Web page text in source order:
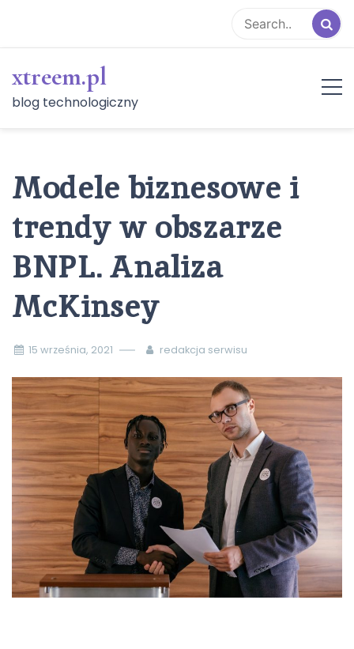
content
xtreem.pl
blog technologiczny
Modele biznesowe i
trendy w obszarze
BNPL. Analiza
McKinsey
15 września, 2021 redakcja serwisu